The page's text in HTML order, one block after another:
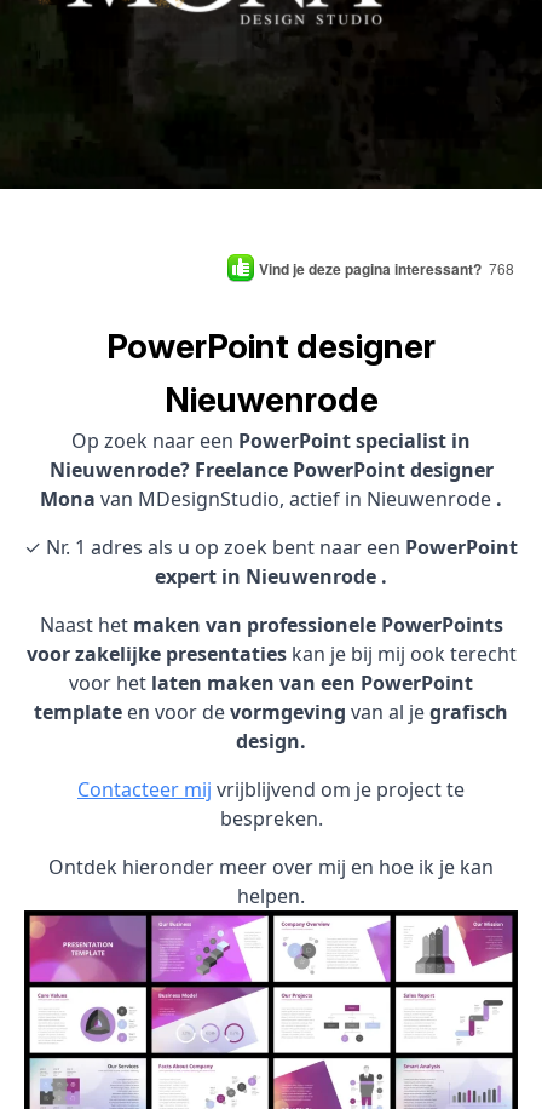
Vind je deze pagina interessant? 768
PowerPoint designer
Nieuwenrode
Op zoek naar een PowerPoint specialist in
Nieuwenrode? Freelance PowerPoint designer
Mona van MDesignStudio, actief in Nieuwenrode .
✓ Nr. 1 adres als u op zoek bent naar een PowerPoint
expert in Nieuwenrode .
Naast het maken van professionele PowerPoints
voor zakelijke presentatieskan je bij mij ook terecht
voor het laten maken van een PowerPoint
template en voor devormgeving van al jegrafisch
design.
Contacteer mij vrijblijvend om je project te
bespreken.
Ontdek hieronder meer over mij en hoe ik je kan
helpen.